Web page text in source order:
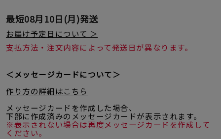
価格 ¥0
在庫
最短08月10日(月)発送
お届け予定日について ＞
支払方法・注文内容によって発送日が異なります。
＜メッセージカードについて＞
作り方の詳細はこちら
メッセージカードを作成した場合、
下部に作成済みのメッセージカードが表示されます。
※表示されない場合は再度メッセージカードを作成して
ください。